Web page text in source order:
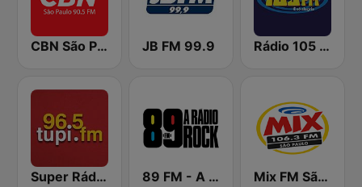
CBN São Paulo JB FM 99.9 Rádio 105 FM
Super Rádio Tupi 89 FM - A Rádio Rock Mix FM São Paulo